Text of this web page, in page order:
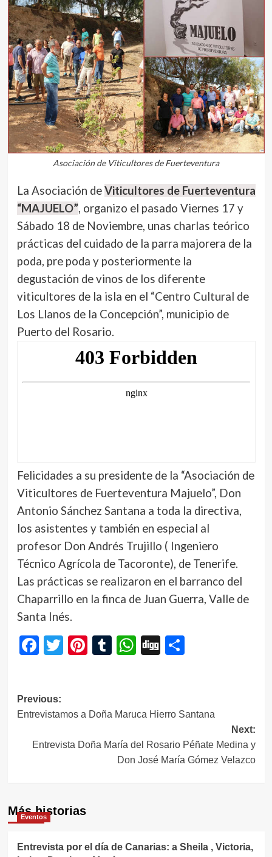
Asociación de Viticultores de Fuerteventura
La Asociación deViticultores de Fuerteventura
“MAJUELO”, organizo el pasado Viernes 17 y
Sábado 18 de Noviembre, unas charlas teórico
prácticas del cuidado de la parra majorera de la
poda, pre poda y posteriormente la
degustación de vinos de los diferente
viticultores de la isla en el “Centro Cultural de
Los Llanos de la Concepción”, municipio de
Puerto del Rosario.
Felicidades a su presidente de la “Asociación de
Viticultores de Fuerteventura Majuelo”, Don
Antonio Sánchez Santana a toda la directiva,
los asistentes y también en especial al
profesor Don Andrés Trujillo ( Ingeniero
Técnico Agrícola de Tacoronte), de Tenerife.
Las prácticas se realizaron en el barranco del
Chaparrillo en la finca de Juan Guerra, Valle de
Santa Inés.
Facebook
Twitter
Pinterest
Tumblr
WhatsApp
DiggCompartir
Navegación
de
entradas
Previous:
Entrevistamos a Doña Maruca Hierro Santana
Next:
Entrevista Doña María del Rosario Péñate Medina y
Don José María Gómez Velazco
Más historias
Eventos
Entrevista por el día de Canarias: a Sheila , Victoria,